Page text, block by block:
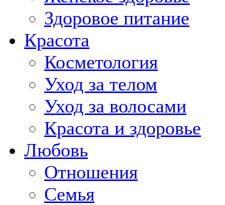
Здоровое питание
Красота
Косметология
Уход за телом
Уход за волосами
Красота и здоровье
Любовь
Отношения
Семья